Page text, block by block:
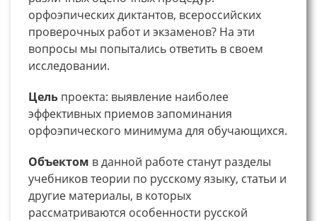
орфоэпических диктантов, всероссийских
проверочных работ и экзаменов? На эти
вопросы мы попытались ответить в своем
исследовании.
Цель проекта: выявление наиболее
эффективных приемов запоминания
орфоэпического минимума для обучающихся.
Объектом в данной работе станут разделы
учебников теории по русскому языку, статьи и
другие материалы, в которых
рассматриваются особенности русской